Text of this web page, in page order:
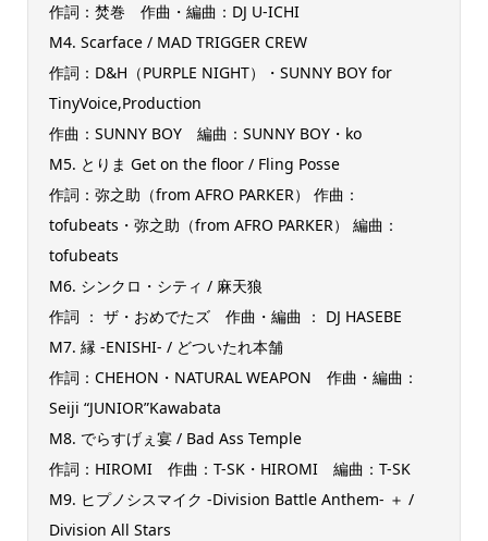
作詞：焚巻 作曲・編曲：DJ U-ICHI
M4. Scarface / MAD TRIGGER CREW
作詞：D&H（PURPLE NIGHT）・SUNNY BOY for
TinyVoice,Production
作曲：SUNNY BOY 編曲：SUNNY BOY・ko
M5. とりま Get on the floor / Fling Posse
作詞：弥之助（from AFRO PARKER） 作曲：
tofubeats・弥之助（from AFRO PARKER） 編曲：
tofubeats
M6. シンクロ・シティ / 麻天狼
作詞 ： ザ・おめでたズ 作曲・編曲 ： DJ HASEBE
M7. 縁 -ENISHI- / どついたれ本舗
作詞：CHEHON・NATURAL WEAPON 作曲・編曲：
Seiji “JUNIOR”Kawabata
M8. でらすげぇ宴 / Bad Ass Temple
作詞：HIROMI 作曲：T-SK・HIROMI 編曲：T-SK
M9. ヒプノシスマイク -Division Battle Anthem- ＋ /
Division All Stars